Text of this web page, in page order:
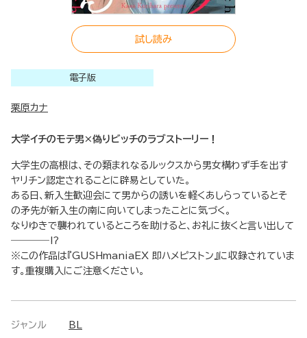
試し読み
電子版
栗原カナ
大学イチのモテ男×偽りビッチのラブストーリー！
大学生の高根は、その類まれなるルックスから男女構わず手を出す
ヤリチン認定されることに辟易としていた。
ある日、新入生歓迎会にて男からの誘いを軽くあしらっているとそ
の矛先が新入生の南に向いてしまったことに気づく。
なりゆきで襲われているところを助けると、お礼に抜くと言い出して
――――⁉
※この作品は『GUSHmaniaEX 即ハメピストン』に収録されていま
す。重複購入にご注意ください。
ジャンル BL